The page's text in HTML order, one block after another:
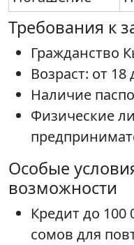
Требования к
Гражданство
Возраст: от 18
Наличие
Физические
Особые
возможности
Кредит до 100
сомов для